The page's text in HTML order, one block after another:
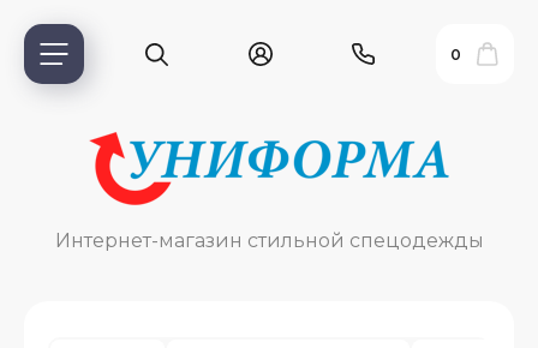
0
Интернет-магазин стильной спецодежды